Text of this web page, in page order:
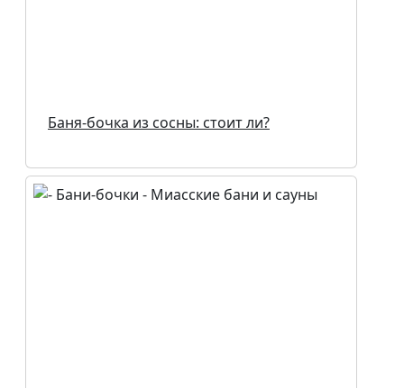
Баня-бочка из сосны: стоит ли?